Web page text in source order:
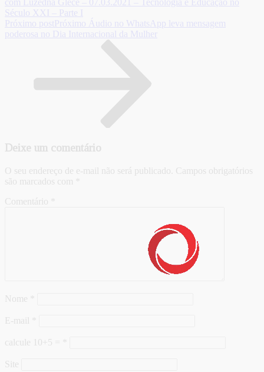
com Luzedna Glece – 07.03.2021 – Tecnologia e Educação no
Século XXI – Parte I
Próximo post Próximo Áudio no WhatsApp leva mensagem
poderosa no Dia Internacional da Mulher
Deixe um comentário
O seu endereço de e-mail não será publicado. Campos obrigatórios
são marcados com
Comentário
Nome
E-mail
calcule 10+5 =
Site